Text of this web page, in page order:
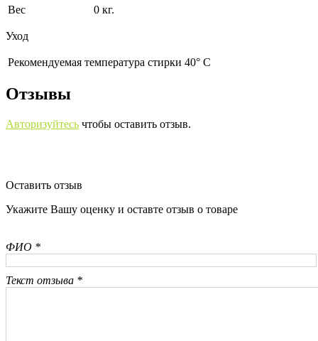
Вес 0 кг.
Уход
Рекомендуемая температура стирки 40° С
Отзывы
Авторизуйтесь чтобы оставить отзыв.
Оставить отзыв
Укажите Вашу оценку и оставте отзыв о товаре
ФИО *
Текст отзыва *